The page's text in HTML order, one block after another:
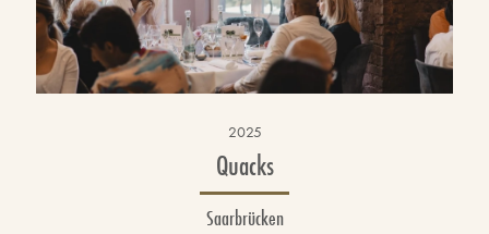
2025
Quacks
Saarbrücken